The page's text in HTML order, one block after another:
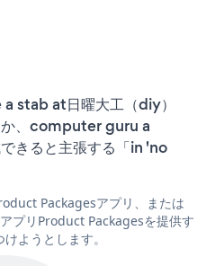
stab at日曜大工（diy）
、computer guru a
きると主張する「in 'no
Packagesアプリ、または
リProduct Packagesを提供す
ようとします。